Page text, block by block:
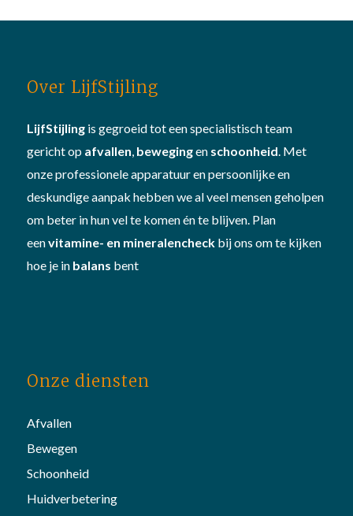
Over LijfStijling
LijfStijlingis gegroeid tot een specialistisch team
gericht op afvallen, bewegingen schoonheid. Met
onze professionele apparatuur en persoonlijke en
deskundige aanpak hebben we al veel mensen geholpen
om beter in hun vel te komen én te blijven. Plan
eenvitamine- en mineralencheckbij ons om te kijken
hoe je in balans bent
Onze diensten
Afvallen
Bewegen
Schoonheid
Huidverbetering